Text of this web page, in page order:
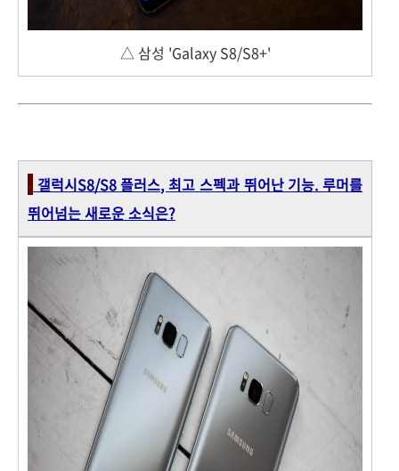
△ 삼성 'Galaxy S8/S8+'
- 갤럭시S8/S8 플러스, 최고 스펙과 뛰어난 기능. 루머를
뛰어넘는 새로운 소식은?